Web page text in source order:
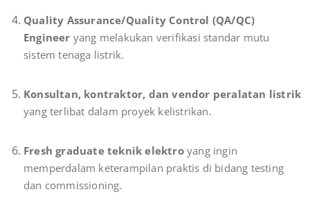
Quality Assurance/Quality Control (QA/QC)
Engineer yang melakukan verifikasi standar mutu
sistem tenaga listrik.
Konsultan, kontraktor, dan vendor peralatan listrik
yang terlibat dalam proyek kelistrikan.
Fresh graduate teknik elektroyang ingin
memperdalam keterampilan praktis di bidang testing
dan commissioning.